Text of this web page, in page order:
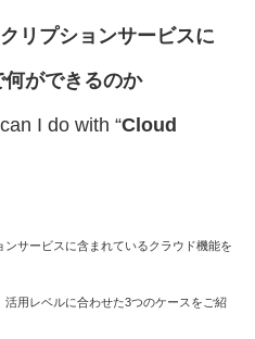
リプションサービスに
ができるのか
with “Cloud
含まれているクラウド機能を
に合わせた3つのケースをご紹